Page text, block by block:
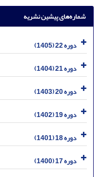
شماره‌های پیشین نشریه
دوره 22 (1405)
دوره 21 (1404)
دوره 20 (1403)
دوره 19 (1402)
دوره 18 (1401)
دوره 17 (1400)